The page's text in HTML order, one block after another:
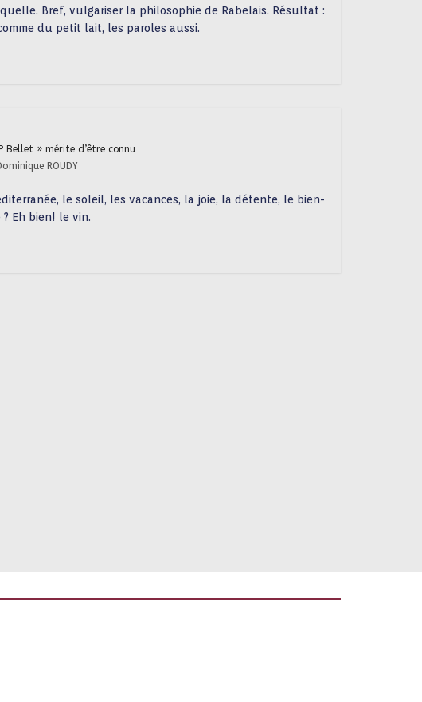
Bref, vulgariser la philosophie de Rabelais. Résultat :
du petit lait, les paroles aussi.
Bellet » mérite d’être connu
ROUDY
le soleil, les vacances, la joie, la détente, le bien-
? Eh bien! le vin.